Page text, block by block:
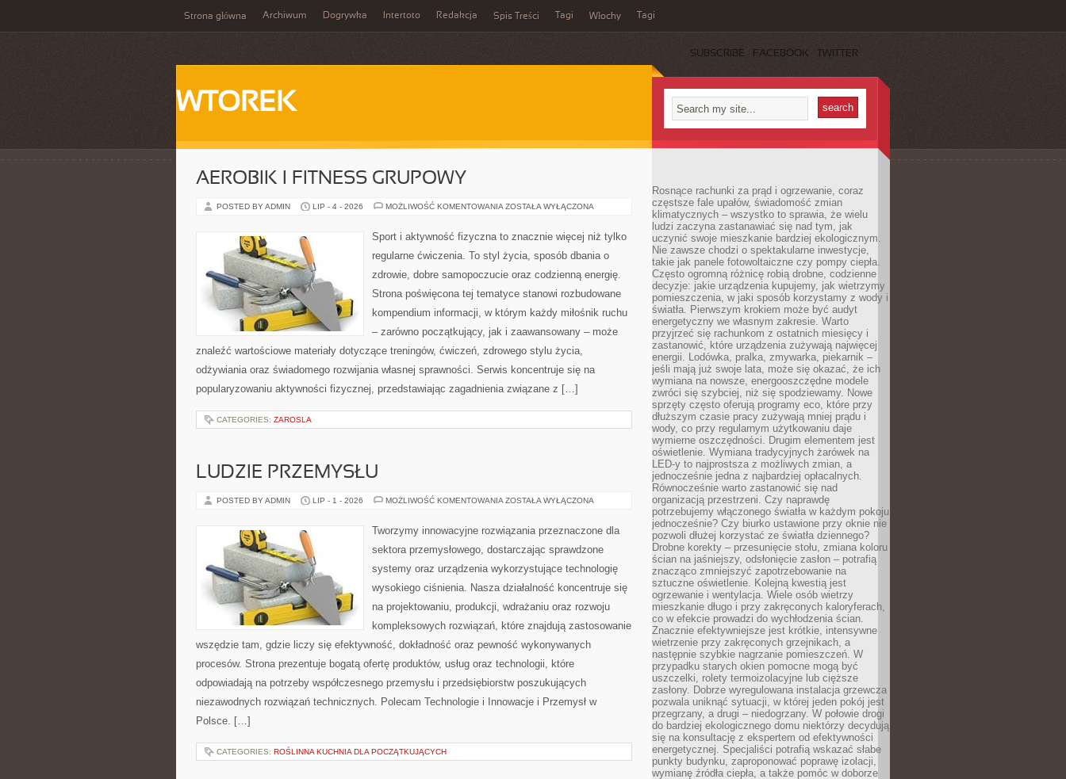
Strona główna Archiwum Dogrywka Intertoto Redakcja Spis Treści Tagi Włochy Tagi
SUBSCRIBE FACEBOOK TWITTER
WTOREK
AEROBIK I FITNESS GRUPOWY
POSTED BY ADMIN LIP - 4 - 2026 MOŻLIWOŚĆ KOMENTOWANIA AEROBIK
GRUPOWY
ZOSTAŁA WYŁĄCZONA
Sport i aktywność fizyczna to znacznie więcej niż tylko
regularne ćwiczenia. To styl życia, sposób dbania o
zdrowie, dobre samopoczucie oraz codzienną energię.
Strona poświęcona tej tematyce stanowi rozbudowane
kompendium informacji, w którym każdy miłośnik ruchu
– zarówno początkujący, jak i zaawansowany – może
znaleźć wartościowe materiały dotyczące treningów, ćwiczeń, zdrowego stylu życia,
odżywiania oraz świadomego rozwijania własnej sprawności. Serwis koncentruje się na
popularyzowaniu aktywności fizycznej, przedstawiając zagadnienia związane z […]
CATEGORIES: ZAROSLA
LUDZIE PRZEMYSŁU
POSTED BY ADMIN LIP - 1 - 2026 MOŻLIWOŚĆ KOMENTOWANIA LUDZIE
ZOSTAŁA WYŁĄCZONA
Tworzymy innowacyjne rozwiązania przeznaczone dla
sektora przemysłowego, dostarczając sprawdzone
systemy oraz urządzenia wykorzystujące technologię
wysokiego ciśnienia. Nasza działalność koncentruje się
na projektowaniu, produkcji, wdrażaniu oraz rozwoju
kompleksowych rozwiązań, które znajdują zastosowanie
wszędzie tam, gdzie liczy się efektywność, dokładność oraz pewność wykonywanych
procesów. Strona prezentuje bogatą ofertę produktów, usług oraz technologii, które
odpowiadają na potrzeby współczesnego przemysłu i przedsiębiorstw poszukujących
niezawodnych rozwiązań technicznych. Polecam Technologie i Innowacje i Przemysł w
Polsce. […]
CATEGORIES: ROŚLINNA KUCHNIA DLA POCZĄTKUJĄCYCH
Rosnące rachunki za prąd i ogrzewanie, coraz
częstsze fale upałów, świadomość zmian
klimatycznych – wszystko to sprawia, że wielu
ludzi zaczyna zastanawiać się nad tym, jak
uczynić swoje mieszkanie bardziej ekologicznym.
Nie zawsze chodzi o spektakularne inwestycje,
takie jak panele fotowoltaiczne czy pompy ciepła.
Często ogromną różnicę robią drobne, codzienne
decyzje: jakie urządzenia kupujemy, jak wietrzymy
pomieszczenia, w jaki sposób korzystamy z wody i
światła. Pierwszym krokiem może być audyt
energetyczny we własnym zakresie. Warto
przyjrzeć się rachunkom z ostatnich miesięcy i
zastanowić, które urządzenia zużywają najwięcej
energii. Lodówka, pralka, zmywarka, piekarnik –
jeśli mają już swoje lata, może się okazać, że ich
wymiana na nowsze, energooszczędne modele
zwróci się szybciej, niż się spodziewamy. Nowe
sprzęty często oferują programy eco, które przy
dłuższym czasie pracy zużywają mniej prądu i
wody, co przy regularnym użytkowaniu daje
wymierne oszczędności. Drugim elementem jest
oświetlenie. Wymiana tradycyjnych żarówek na
LED-y to najprostsza z możliwych zmian, a
jednocześnie jedna z najbardziej opłacalnych.
Równocześnie warto zastanowić się nad
organizacją przestrzeni. Czy naprawdę
potrzebujemy włączonego światła w każdym pokoju
jednocześnie? Czy biurko ustawione przy oknie nie
pozwoli dłużej korzystać ze światła dziennego?
Drobne korekty – przesunięcie stołu, zmiana koloru
ścian na jaśniejszy, odsłonięcie zasłon – potrafią
znacząco zmniejszyć zapotrzebowanie na
sztuczne oświetlenie. Kolejną kwestią jest
ogrzewanie i wentylacja. Wiele osób wietrzy
mieszkanie długo i przy zakręconych kaloryferach,
co w efekcie prowadzi do wychłodzenia ścian.
Znacznie efektywniejsze jest krótkie, intensywne
wietrzenie przy zakręconych grzejnikach, a
następnie szybkie nagrzanie pomieszczeń. W
przypadku starych okien pomocne mogą być
uszczelki, rolety termoizolacyjne lub cięższe
zasłony. Dobrze wyregulowana instalacja grzewcza
pozwala uniknąć sytuacji, w której jeden pokój jest
przegrzany, a drugi – niedogrzany. W połowie drogi
do bardziej ekologicznego domu niektórzy decydują
się na konsultację z ekspertem od efektywności
energetycznej. Specjaliści potrafią wskazać słabe
punkty budynku, zaproponować poprawę izolacji,
wymianę źródła ciepła, a także pomóc w doborze